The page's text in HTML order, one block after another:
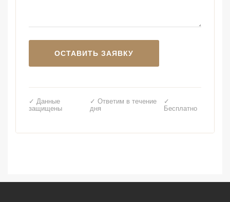
✓ Данные
защищены
✓ Ответим в течение
дня
✓
Бесплатно